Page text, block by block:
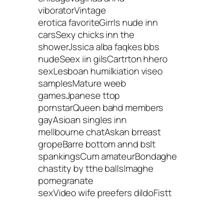
viboratorVintage
erotica favoriteGirrls nude inn
carsSexy chicks inn the
showerJssica alba faqkes bbs
nudeSeex iin gilsCartrton hhero
sexLesboan humilkiation viseo
samplesMature weeb
gamesJpanese ttop
pornstarQueen bahd members
gayAsioan singles inn
mellbourne chatAskan brreast
gropeBarre bottom annd bslt
spankingsCum amateurBondaghe
chastity by tthe ballsImaghe
pomegranate
sexVideo wife preefers dildoFistt